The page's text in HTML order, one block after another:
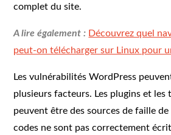
complet du site.
A lire également : Découvrez quel
peut-on télécharger sur Linux pour
Les vulnérabilités WordPress
plusieurs facteurs. Les plugins et les
peuvent être des sources de faille
codes ne sont pas correctement